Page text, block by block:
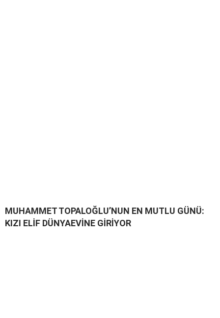
MUHAMMET TOPALOĞLU’NUN EN MUTLU GÜNÜ:
KIZI ELİF DÜNYAEVİNE GİRİYOR